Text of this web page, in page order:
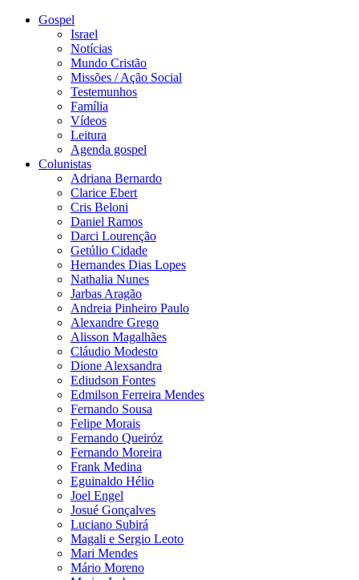
Gospel
Israel
Notícias
Mundo Cristão
Missões / Ação Social
Testemunhos
Família
Vídeos
Leitura
Agenda gospel
Colunistas
Adriana Bernardo
Clarice Ebert
Cris Beloni
Daniel Ramos
Darci Lourenção
Getúlio Cidade
Hernandes Dias Lopes
Nathalia Nunes
Jarbas Aragão
Andreia Pinheiro Paulo
Alexandre Grego
Alisson Magalhães
Cláudio Modesto
Dione Alexsandra
Ediudson Fontes
Edmilson Ferreira Mendes
Fernando Sousa
Felipe Morais
Fernando Queiróz
Fernando Moreira
Frank Medina
Eguinaldo Hélio
Joel Engel
Josué Gonçalves
Luciano Subirá
Magali e Sergio Leoto
Mari Mendes
Mário Moreno